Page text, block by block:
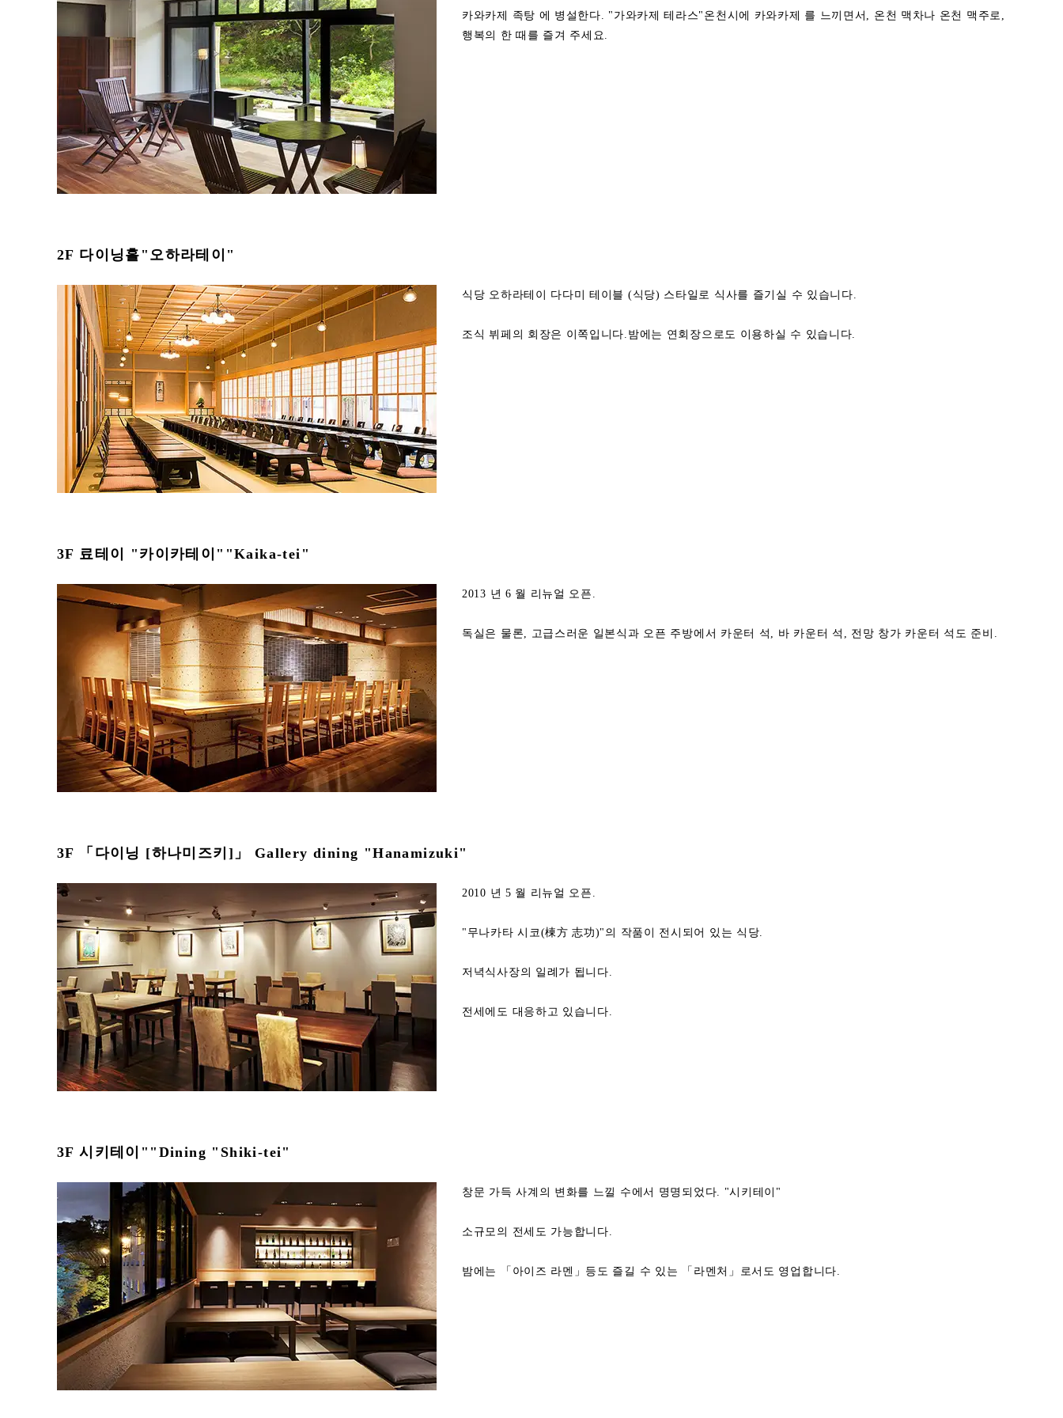
카와카제 족탕 에 병설한다. "가와카제 테라스"온천시에 카와카제 를 느끼면서, 온천 맥차나 온천 맥주로,
행복의 한 때를 즐겨 주세요.
2F 다이닝홀"오하라테이"
식당 오하라테이 다다미 테이블 (식당) 스타일로 식사를 즐기실 수 있습니다.
조식 뷔페의 회장은 이쪽입니다.밤에는 연회장으로도 이용하실 수 있습니다.
3F 료테이 "카이카테이""Kaika-tei"
2013 년 6 월 리뉴얼 오픈.
독실은 물론, 고급스러운 일본식과 오픈 주방에서 카운터 석, 바 카운터 석, 전망 창가 카운터 석도 준비.
3F 「다이닝 [하나미즈키]」 Gallery dining "Hanamizuki"
2010 년 5 월 리뉴얼 오픈.
"무나카타 시코(棟方 志功)"의 작품이 전시되어 있는 식당.
저녁식사장의 일례가 됩니다.
전세에도 대응하고 있습니다.
3F 시키테이""Dining "Shiki-tei"
창문 가득 사계의 변화를 느낄 수에서 명명되었다. "시키테이"
소규모의 전세도 가능합니다.
밤에는 「아이즈 라멘」등도 즐길 수 있는 「라멘처」로서도 영업합니다.